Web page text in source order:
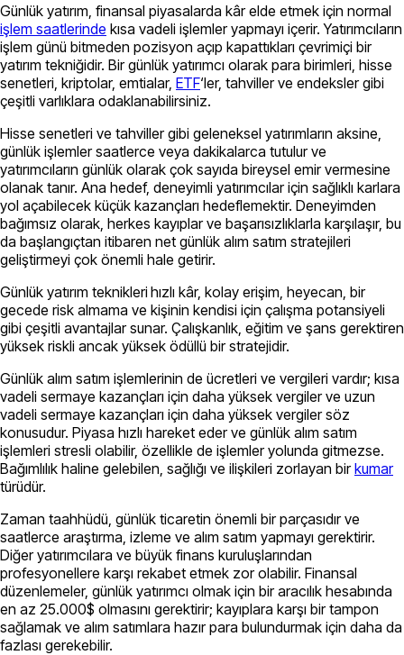
Günlük yatırım, finansal piyasalarda kâr elde etmek için normal
işlem saatlerinde kısa vadeli işlemler yapmayı içerir. Yatırımcıların
işlem günü bitmeden pozisyon açıp kapattıkları çevrimiçi bir
yatırım tekniğidir. Bir günlük yatırımcı olarak para birimleri, hisse
senetleri, kriptolar, emtialar, ETF‘ler, tahviller ve endeksler gibi
çeşitli varlıklara odaklanabilirsiniz.
Hisse senetleri ve tahviller gibi geleneksel yatırımların aksine,
günlük işlemler saatlerce veya dakikalarca tutulur ve
yatırımcıların günlük olarak çok sayıda bireysel emir vermesine
olanak tanır. Ana hedef, deneyimli yatırımcılar için sağlıklı karlara
yol açabilecek küçük kazançları hedeflemektir. Deneyimden
bağımsız olarak, herkes kayıplar ve başarısızlıklarla karşılaşır, bu
da başlangıçtan itibaren net günlük alım satım stratejileri
geliştirmeyi çok önemli hale getirir.
Günlük yatırım teknikleri hızlı kâr, kolay erişim, heyecan, bir
gecede risk almama ve kişinin kendisi için çalışma potansiyeli
gibi çeşitli avantajlar sunar. Çalışkanlık, eğitim ve şans gerektiren
yüksek riskli ancak yüksek ödüllü bir stratejidir.
Günlük alım satım işlemlerinin de ücretleri ve vergileri vardır; kısa
vadeli sermaye kazançları için daha yüksek vergiler ve uzun
vadeli sermaye kazançları için daha yüksek vergiler söz
konusudur. Piyasa hızlı hareket eder ve günlük alım satım
işlemleri stresli olabilir, özellikle de işlemler yolunda gitmezse.
Bağımlılık haline gelebilen, sağlığı ve ilişkileri zorlayan birkumar
türüdür.
Zaman taahhüdü, günlük ticaretin önemli bir parçasıdır ve
saatlerce araştırma, izleme ve alım satım yapmayı gerektirir.
Diğer yatırımcılara ve büyük finans kuruluşlarından
profesyonellere karşı rekabet etmek zor olabilir. Finansal
düzenlemeler, günlük yatırımcı olmak için bir aracılık hesabında
en az 25.000$ olmasını gerektirir; kayıplara karşı bir tampon
sağlamak ve alım satımlara hazır para bulundurmak için daha da
fazlası gerekebilir.